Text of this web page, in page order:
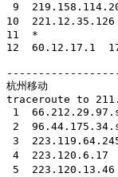
9
10  221.12.35.126
11  *
12  60.12.17.1
杭州移动
traceroute to
1
2
3  223.119.64.245
4  223.120.6.17
5  223.120.13.46